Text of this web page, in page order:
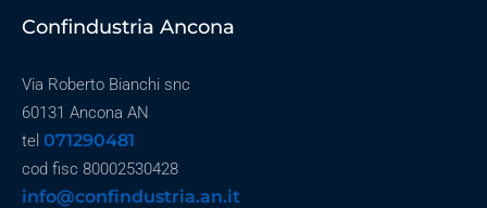
Confindustria Ancona
Via Roberto Bianchi snc
60131 Ancona AN
tel 071290481
cod fisc 80002530428
info@confindustria.an.it